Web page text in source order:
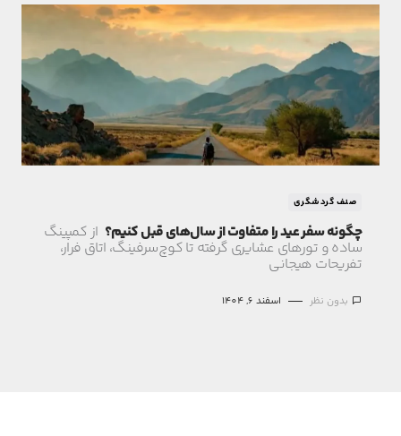
صنف گردشگری
چگونه سفر عید را متفاوت از سال‌های قبل کنیم؟ از کمپینگ
ساده و تورهای عشایری گرفته تا کوچ‌سرفینگ، اتاق فرار،
تفریحات هیجانی
بدون نظر اسفند 6, 1404